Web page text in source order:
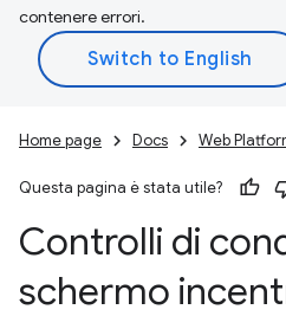
contenere errori.
Home page Docs Web
Questa pagina è stata utile?
Controlli di
schermo